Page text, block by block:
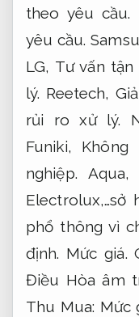
theo yêu cầu.
yêu cầu.
LG, Tư vấn tận
lý. Reetech,
rủi ro xử lý.
Funiki, Không
nghiệp. Aqua,
phổ thông vì
định. Mức giá.
Điều Hòa âm
Thu Mua: Mức